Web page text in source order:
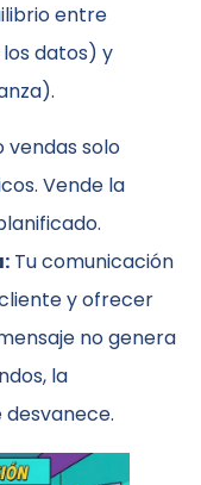
entre
datos) y
vendas solo
Vende la
Tu comunicación
y ofrecer
no genera
la